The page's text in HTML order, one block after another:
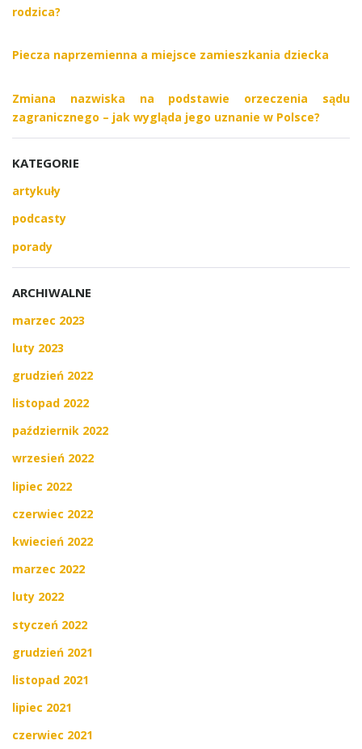
rodzica?
Piecza naprzemienna a miejsce zamieszkania dziecka
Zmiana nazwiska na podstawie orzeczenia sądu
zagranicznego – jak wygląda jego uznanie w Polsce?
KATEGORIE
artykuły
podcasty
porady
ARCHIWALNE
marzec 2023
luty 2023
grudzień 2022
listopad 2022
październik 2022
wrzesień 2022
lipiec 2022
czerwiec 2022
kwiecień 2022
marzec 2022
luty 2022
styczeń 2022
grudzień 2021
listopad 2021
lipiec 2021
czerwiec 2021